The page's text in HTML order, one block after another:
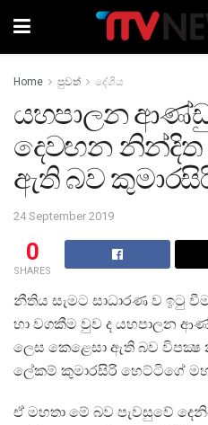
Home පුවත් දේශීය
යහපාලන
දෙවඟන නින්දිත
ඇති බව
24 September 2019
0
SHARES
නීතිය සැමට සාධාරණ ව ඉටු
හා වගකීම වුව ද යහපාලන
ලෙස කෙළෙසා ඇති බව
ලේකම් කුමාරසිරි හෙට්ටිගේ
ඒ මහතා මේ බව පැවසුවේ